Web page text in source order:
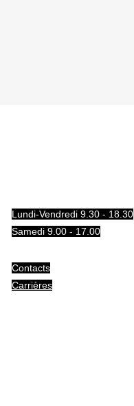
Lundi-Vendredi 9.30 - 18.30
Samedi 9.00 - 17.00
Contacts
Carrières